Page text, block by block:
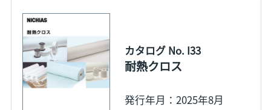
カタログ No. I33
耐熱クロス
発行年月：2025年8月